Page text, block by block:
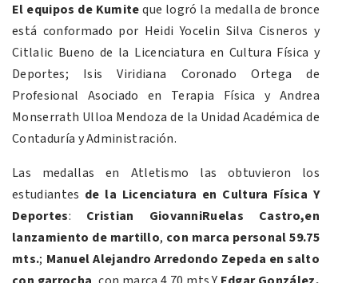
El equipos de Kumiteque logró la medalla de bronce
está conformado por Heidi Yocelin Silva Cisneros y
Citlalic Bueno de la Licenciatura en Cultura Física y
Deportes; Isis Viridiana Coronado Ortega de
Profesional Asociado en Terapia Física y Andrea
Monserrath Ulloa Mendoza de la Unidad Académica de
Contaduría y Administración.
Las medallas en Atletismo las obtuvieron los
estudiantes de la Licenciatura en Cultura Física Y
Deportes: Cristian GiovanniRuelas Castro,en
lanzamiento de martillo, con marca personal 59.75
mts.; Manuel Alejandro Arredondo Zepeda en salto